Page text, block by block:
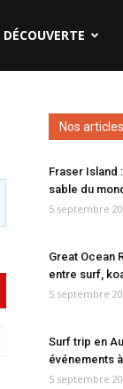
DÉCOUVERTE
Nos articles
Fraser Island
sable du
5 septembre
Great Ocean
entre surf,
5 septembre
Surf trip en
événements
5 septembre